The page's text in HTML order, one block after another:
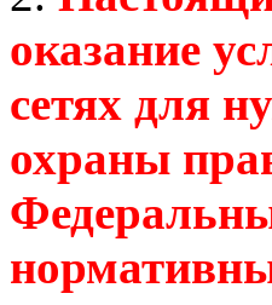
оказание
сетях для
охраны